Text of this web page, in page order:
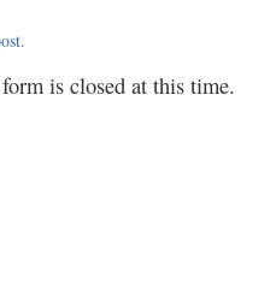
is closed at this time.